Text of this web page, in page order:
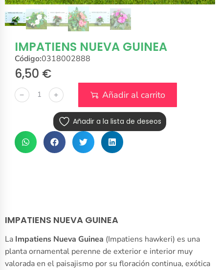
IMPATIENS NUEVA GUINEA
Código:0318002888
6,50 €
﹣ ﹢ Añadir al carrito
Añadir a la lista de deseos
IMPATIENS NUEVA GUINEA
La Impatiens Nueva Guinea (Impatiens hawkeri) es una
planta ornamental perenne de exterior e interior muy
valorada en el paisajismo por su floración continua, exótica